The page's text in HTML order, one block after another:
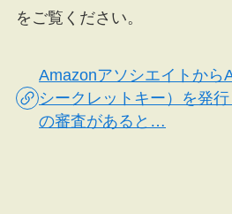
をご覧ください。
Amazonアソシエイトから
シークレットキー）を発
の審査があると…